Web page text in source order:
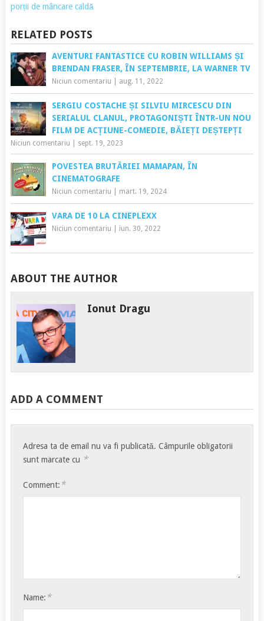
porții de mâncare caldă
RELATED POSTS
AVENTURI FANTASTICE CU ROBIN WILLIAMS ȘI
BRENDAN FRASER, ÎN SEPTEMBRIE, LA WARNER TV
Niciun comentariu aug. 11, 2022
SERGIU COSTACHE ȘI SILVIU MIRCESCU DIN
SERIALUL CLANUL, PROTAGONIȘTI ÎNTR-UN NOU
FILM DE ACȚIUNE-COMEDIE, BĂIEȚI DEȘTEPȚI
Niciun comentariu sept. 19, 2023
POVESTEA BRUTĂRIEI MAMAPAN, ÎN
CINEMATOGRAFE
Niciun comentariu mart. 19, 2024
VARA DE 10 LA CINEPLEXX
Niciun comentariu iun. 30, 2022
ABOUT THE AUTHOR
Ionut Dragu
ADD A COMMENT
Adresa ta de email nu va fi publicată. Câmpurile obligatorii
sunt marcate cu *
Comment: *
Name: *